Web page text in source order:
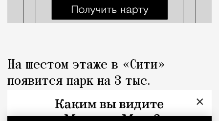
На шестом этаже в «Сити»
появится парк на 3 тыс.
«квадратов» с металлическими
«грибами»
×